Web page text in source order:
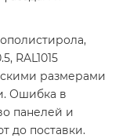
RAL1015
размерами
Ошибка в
панелей и
до поставки.